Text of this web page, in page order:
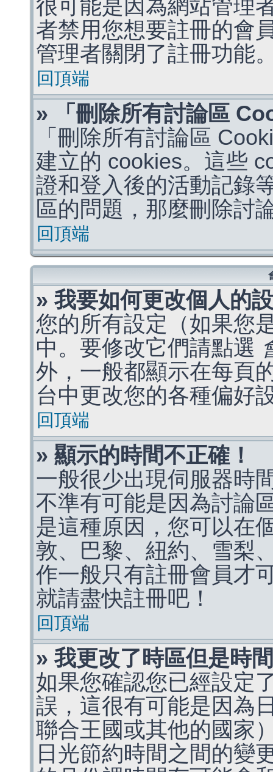
很可能是因為網站管理
者禁用您想要註冊的會
管理者關閉了註冊功能
回頂端
» 「刪除所有討論區
「刪除所有討論區
建立的 cookies。這些
證和登入後的活動記錄
區的問題，那麼刪除討
回頂端
» 我要如何更改個人的
您的所有設定（如果您
中。要修改它們請點選
外，一般都顯示在每頁
台中更改您的各種偏好
回頂端
» 顯示的時間不正確！
一般很少出現伺服器時
不準有可能是因為討論
是這種原因，您可以在
敦、巴黎、紐約、雪梨
作一般只有註冊會員才
就請盡快註冊吧！
回頂端
» 我更改了時區但是時
如果您確認您已經設定
誤，這很有可能是因為
聯合王國或其他的國家
日光節約時間之間的變